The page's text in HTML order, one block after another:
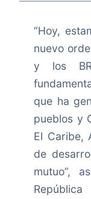
“Hoy,
nuevo
y los
que ha
pueblos y
El Caribe,
de
mutuo”,